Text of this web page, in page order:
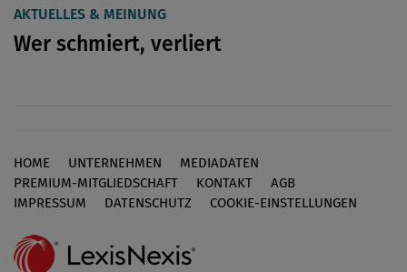
AKTUELLES & MEINUNG
Wer schmiert, verliert
Footer
HOME UNTERNEHMEN
MEDIADATEN
PREMIUM-MITGLIEDSCHAFT
KONTAKT
AGB
IMPRESSUM
DATENSCHUTZ COOKIE-EINSTELLUNGEN